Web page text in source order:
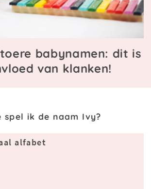
babynamen: dit is
van klanken!
spel ik de naam Ivy?
alfabet